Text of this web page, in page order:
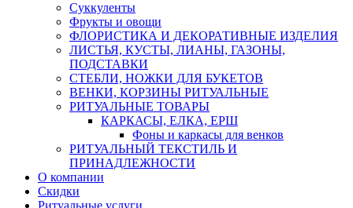
Суккуленты
Фрукты и овощи
ФЛОРИСТИКА И ДЕКОРАТИВНЫЕ ИЗДЕЛИЯ
ЛИСТЬЯ, КУСТЫ, ЛИАНЫ, ГАЗОНЫ,
ПОДСТАВКИ
СТЕБЛИ, НОЖКИ ДЛЯ БУКЕТОВ
ВЕНКИ, КОРЗИНЫ РИТУАЛЬНЫЕ
РИТУАЛЬНЫЕ ТОВАРЫ
КАРКАСЫ, ЕЛКА, ЕРШ
Фоны и каркасы для венков
РИТУАЛЬНЫЙ ТЕКСТИЛЬ И
ПРИНАДЛЕЖНОСТИ
О компании
Скидки
Ритуальные услуги